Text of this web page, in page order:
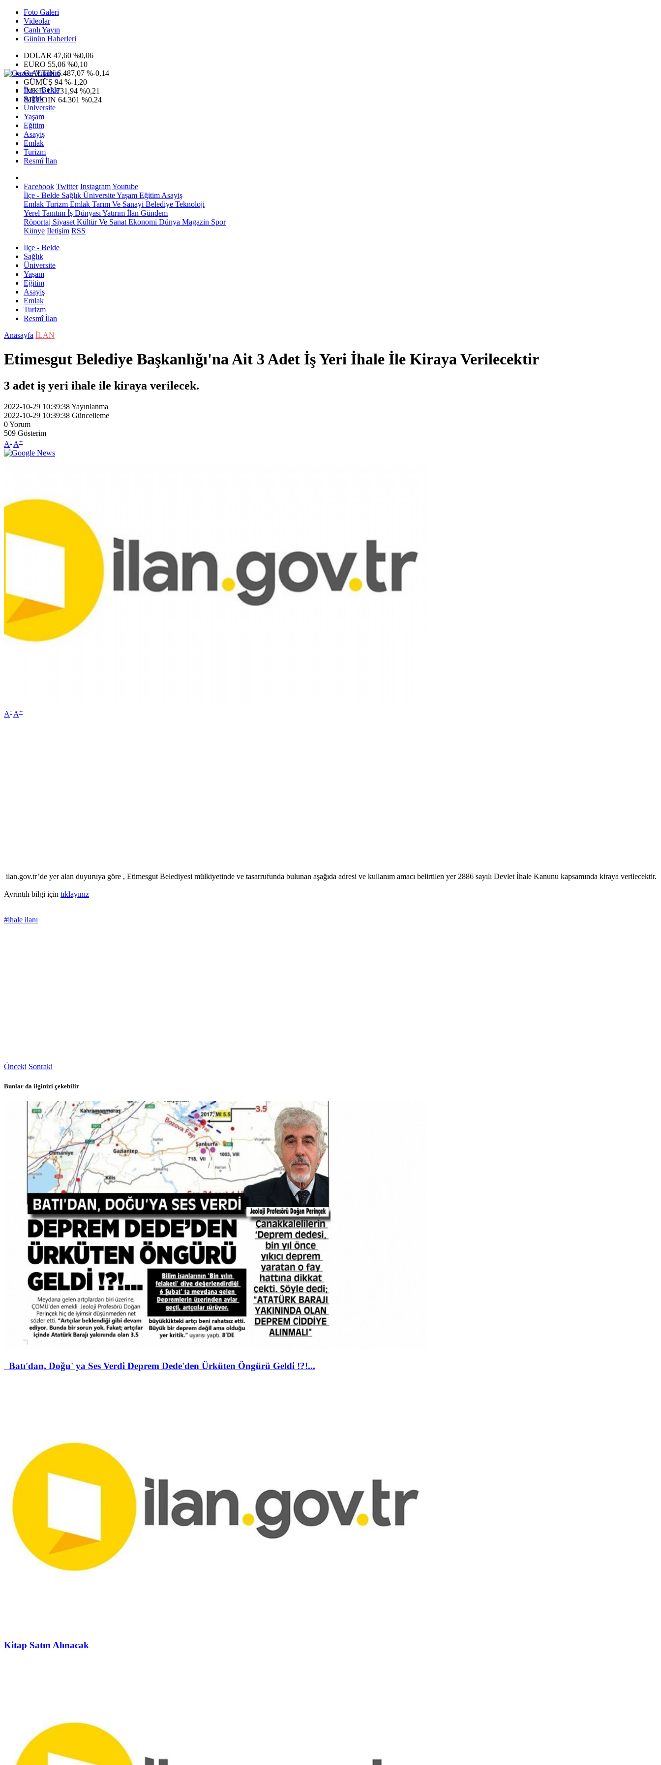
Foto Galeri
Videolar
Canlı Yayın
Günün Haberleri
DOLAR 47,60 %0,06
EURO 55,06 %0,10
G.ALTIN6.487,07 %-0,14
GÜMÜŞ 94 %-1,20
IMKB13.731,94 %0,21
BITCOIN 64.301 %0,24
İlçe - Belde
Sağlık
Üniversite
Yaşam
Eğitim
Asayiş
Emlak
Turizm
Resmî İlan
Facebook Twitter InstagramYoutube
İlçe - Belde Sağlık ÜniversiteYaşam Eğitim Asayiş
Emlak Turizm Emlak Tarım Ve Sanayi Belediye Teknoloji
Yerel Tanıtım İş Dünyası Yatırım İlan Gündem
Röportaj Siyaset Kültür Ve Sanat Ekonomi Dünya Magazin Spor
Künye İletişim RSS
İlçe - Belde
Sağlık
Üniversite
Yaşam
Eğitim
Asayiş
Emlak
Turizm
Resmî İlan
Anasayfa İLAN
Etimesgut Belediye Başkanlığı'na Ait 3 Adet İş Yeri İhale İle Kiraya Verilecektir
3 adet iş yeri ihale ile kiraya verilecek.
2022-10-29 10:39:38Yayınlanma
2022-10-29 10:39:38 Güncelleme
0Yorum
509 Gösterim
A- A+
A- A+
ilan.gov.tr’de yer alan duyuruya göre , Etimesgut Belediyesi mülkiyetinde ve tasarrufunda bulunan aşağıda adresi ve kullanım amacı belirtilen yer 2886 sayılı Devlet İhale Kanunu kapsamında kiraya verilecektir.
Ayrıntılı bilgi için tıklayınız
#ihale ilanı
Önceki Sonraki
Bunlar da ilginizi çekebilir
Batı'dan, Doğu' ya Ses Verdi Deprem Dede'den Ürküten Öngürü Geldi !?!...
Kitap Satın Alınacak